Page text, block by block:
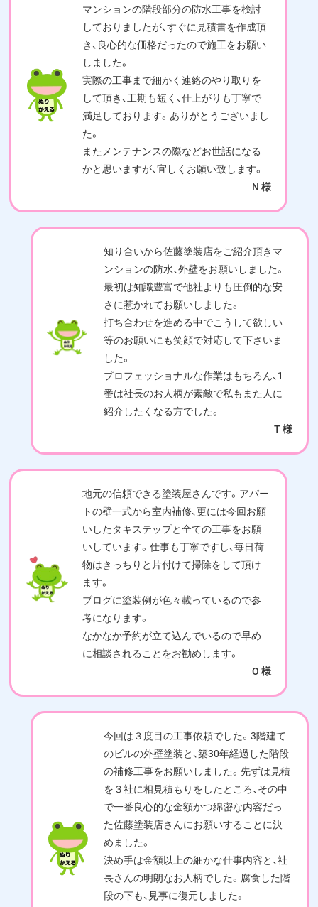
マンションの階段部分の防水工事を検討
しておりましたが、すぐに見積書を作成頂
き、良心的な価格だったので施工をお願い
しました。
実際の工事まで細かく連絡のやり取りを
して頂き、工期も短く、仕上がりも丁寧で
満足しております。ありがとうございまし
た。
またメンテナンスの際などお世話になる
かと思いますが、宜しくお願い致します。
N 様
知り合いから佐藤塗装店をご紹介頂きマ
ンションの防水、外壁をお願いしました。
最初は知識豊富で他社よりも圧倒的な安
さに惹かれてお願いしました。
打ち合わせを進める中でこうして欲しい
等のお願いにも笑顔で対応して下さいま
した。
プロフェッショナルな作業はもちろん、1
番は社長のお人柄が素敵で私もまた人に
紹介したくなる方でした。
T 様
地元の信頼できる塗装屋さんです。アパー
トの壁一式から室内補修、更には今回お願
いしたタキステップと全ての工事をお願
いしています。仕事も丁寧ですし、毎日荷
物はきっちりと片付けて掃除をして頂け
ます。
ブログに塗装例が色々載っているので参
考になります。
なかなか予約が立て込んでいるので早め
に相談されることをお勧めします。
O 様
今回は３度目の工事依頼でした。3階建て
のビルの外壁塗装と、築30年経過した階段
の補修工事をお願いしました。先ずは見積
を３社に相見積もりをしたところ、その中
で一番良心的な金額かつ綿密な内容だっ
た佐藤塗装店さんにお願いすることに決
めました。
決め手は金額以上の細かな仕事内容と、社
長さんの明朗なお人柄でした。腐食した階
段の下も、見事に復元しました。